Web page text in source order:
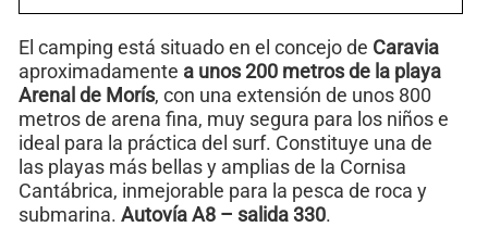
El camping está situado en el concejo de Caravia
aproximadamente a unos 200 metros de la playa
Arenal de Morís, con una extensión de unos 800
metros de arena fina, muy segura para los niños e
ideal para la práctica del surf. Constituye una de
las playas más bellas y amplias de la Cornisa
Cantábrica, inmejorable para la pesca de roca y
submarina. Autovía A8 – salida 330.